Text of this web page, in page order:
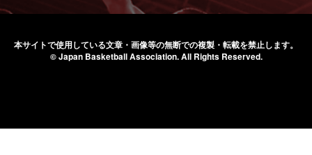
本サイトで使用している文章・画像等の無断での複製・転載を禁止します。
© Japan Basketball Association.All Rights Reserved.